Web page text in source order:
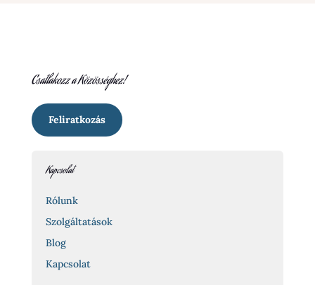
Csatlakozz a Közösséghez!
Feliratkozás
Kapcsolat
Rólunk
Szolgáltatások
Blog
Kapcsolat